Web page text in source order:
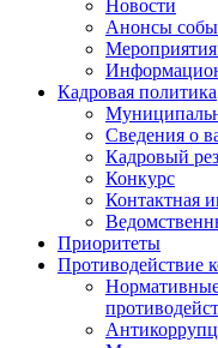
Новости
Анонсы
Кадровая политика
Сведения о
Кадровый
Конкурс
Контактная
Приоритеты
Противодействие